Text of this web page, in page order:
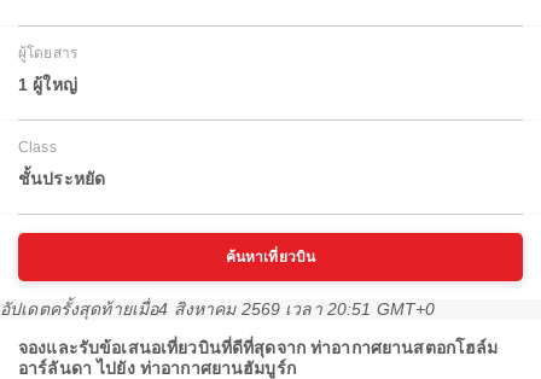
ผู้โดยสาร
1 ผู้ใหญ่
Class
ชั้นประหยัด
ค้นหาเที่ยวบิน
อัปเดตครั้งสุดท้ายเมื่อ4 สิงหาคม 2569 เวลา 20:51 GMT+0
จองและรับข้อเสนอเที่ยวบินที่ดีที่สุดจาก ท่าอากาศยานสตอกโฮล์ม
อาร์ลันดา ไปยัง ท่าอากาศยานฮัมบูร์ก